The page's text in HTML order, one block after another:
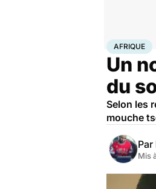
AccueilSanté
AFRIQUE
Un
du
Selon les
mouche
Par
Mis